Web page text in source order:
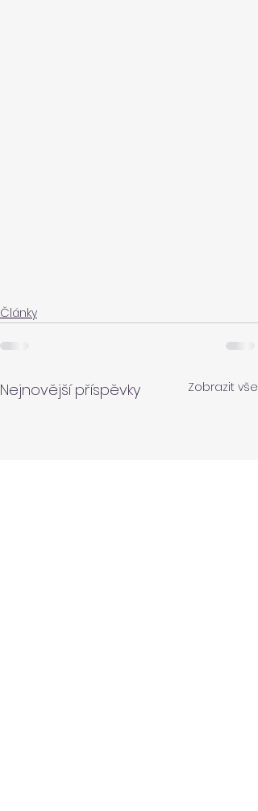
Články
Nejnovější příspěvky Zobrazit vše